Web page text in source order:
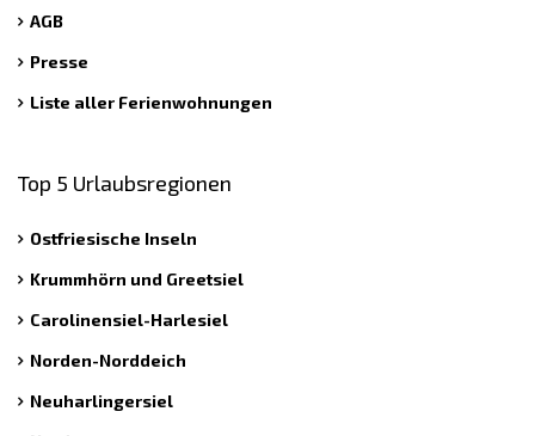
AGB
Presse
Liste aller Ferienwohnungen
Top 5 Urlaubsregionen
Ostfriesische Inseln
Krummhörn und Greetsiel
Carolinensiel-Harlesiel
Norden-Norddeich
Neuharlingersiel